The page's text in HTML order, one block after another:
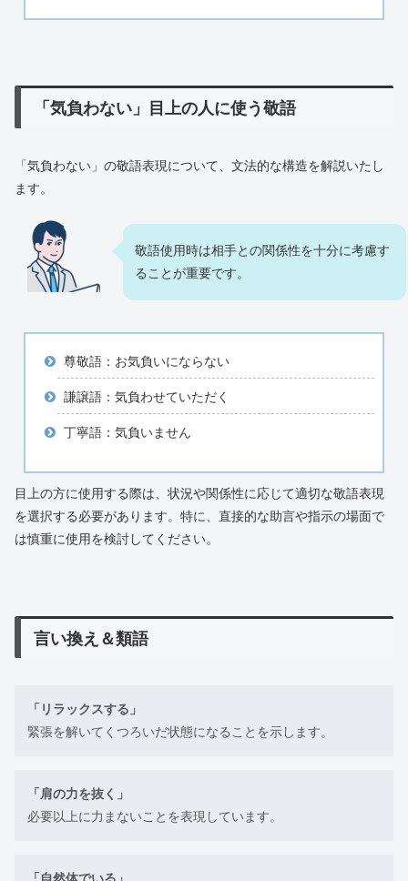
「気負わない」目上の人に使う敬語
「気負わない」の敬語表現について、文法的な構造を解説いたし
ます。
敬語使用時は相手との関係性を十分に考慮す
ることが重要です。
尊敬語：お気負いにならない
謙譲語：気負わせていただく
丁寧語：気負いません
目上の方に使用する際は、状況や関係性に応じて適切な敬語表現
を選択する必要があります。特に、直接的な助言や指示の場面で
は慎重に使用を検討してください。
言い換え＆類語
「リラックスする」
緊張を解いてくつろいだ状態になることを示します。
「肩の力を抜く」
必要以上に力まないことを表現しています。
「自然体でいる」